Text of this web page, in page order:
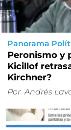
Panorama
Peronismo y
Kicillof
Kirchner?
Por Andrés